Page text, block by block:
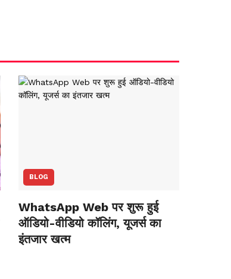
BLOG
WhatsApp Web पर शुरू हुई
ऑडियो-वीडियो कॉलिंग, यूजर्स का
इंतजार खत्म